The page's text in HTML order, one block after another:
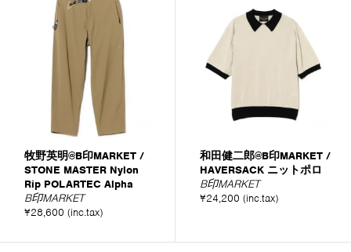
牧野英明@B印MARKET /
STONE MASTER Nylon
Rip POLARTEC Alpha
B印MARKET
¥28,600 (inc.tax)
和田健二郎@B印MARKET /
HAVERSACK ニットポロ
B印MARKET
¥24,200 (inc.tax)